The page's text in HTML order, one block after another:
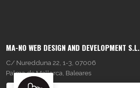
MA-NO WEB DESIGN AND DEVELOPMENT S.L.
C/ Nuredduna 22, 1-3, 07006
Palma de Mallorca, Baleares